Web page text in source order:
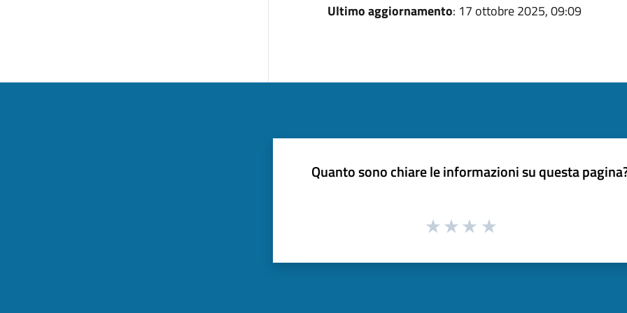
Ultimo aggiornamento: 17 ottobre 2025, 09:09
Quanto sono chiare le informazioni su questa